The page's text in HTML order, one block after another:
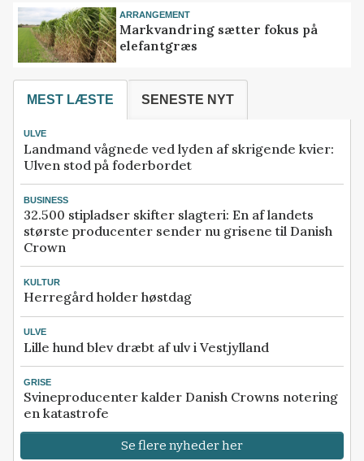
ARRANGEMENT
Markvandring sætter fokus på
elefantgræs
MEST LÆSTE SENESTE NYT
ULVE
Landmand vågnede ved lyden af skrigende kvier:
Ulven stod på foderbordet
BUSINESS
32.500 stipladser skifter slagteri: En af landets
største producenter sender nu grisene til Danish
Crown
KULTUR
Herregård holder høstdag
ULVE
Lille hund blev dræbt af ulv i Vestjylland
GRISE
Svineproducenter kalder Danish Crowns notering
en katastrofe
Se flere nyheder her